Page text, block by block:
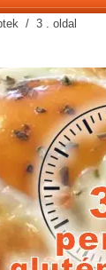
/ 3 . oldal